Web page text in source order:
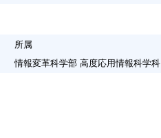
所属
情報変革科学部 高度応用情報科学科